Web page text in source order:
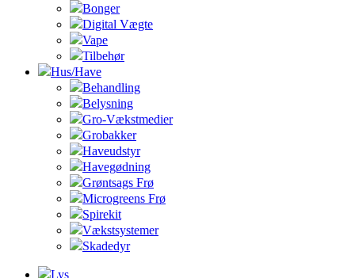
Bonger
Digital Vægte
Vape
Tilbehør
Hus/Have
Behandling
Belysning
Gro-Vækstmedier
Grobakker
Haveudstyr
Havegødning
Grøntsags Frø
Microgreens Frø
Spirekit
Vækstsystemer
Skadedyr
Lys